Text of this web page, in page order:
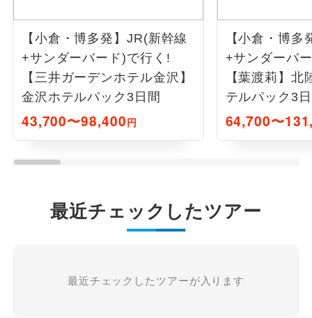
【小倉・博多発】JR(新幹線
+サンダーバード)で行く!
【三井ガーデンホテル金沢】
金沢ホテルパック3日間
43,700〜98,400円
【小倉・博
+サンダーバ
【葉渡莉】北
テルパック3
64,700〜
最近チェックしたツアー
最近チェックしたツアーが入ります